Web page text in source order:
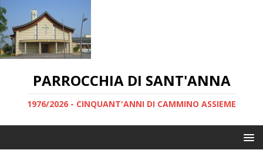
PARROCCHIA DI SANT'ANNA
1976/2026 - CINQUANT'ANNI DI CAMMINO ASSIEME